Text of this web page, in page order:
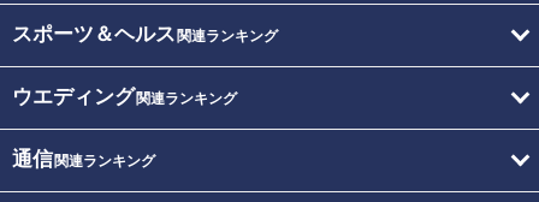
スポーツ＆ヘルス 関連ランキング
ウエディング関連ランキング
通信関連ランキング